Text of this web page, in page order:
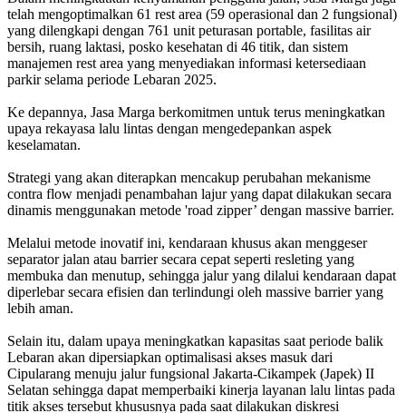
telah mengoptimalkan 61 rest area (59 operasional dan 2 fungsional)
yang dilengkapi dengan 761 unit peturasan portable, fasilitas air
bersih, ruang laktasi, posko kesehatan di 46 titik, dan sistem
manajemen rest area yang menyediakan informasi ketersediaan
parkir selama periode Lebaran 2025.
Ke depannya, Jasa Marga berkomitmen untuk terus meningkatkan
upaya rekayasa lalu lintas dengan mengedepankan aspek
keselamatan.
Strategi yang akan diterapkan mencakup perubahan mekanisme
contra flow menjadi penambahan lajur yang dapat dilakukan secara
dinamis menggunakan metode 'road zipper’ dengan massive barrier.
Melalui metode inovatif ini, kendaraan khusus akan menggeser
separator jalan atau barrier secara cepat seperti resleting yang
membuka dan menutup, sehingga jalur yang dilalui kendaraan dapat
diperlebar secara efisien dan terlindungi oleh massive barrier yang
lebih aman.
Selain itu, dalam upaya meningkatkan kapasitas saat periode balik
Lebaran akan dipersiapkan optimalisasi akses masuk dari
Cipularang menuju jalur fungsional Jakarta-Cikampek (Japek) II
Selatan sehingga dapat memperbaiki kinerja layanan lalu lintas pada
titik akses tersebut khususnya pada saat dilakukan diskresi